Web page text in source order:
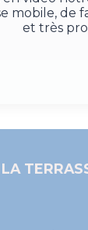
mobile, de
et très
LA